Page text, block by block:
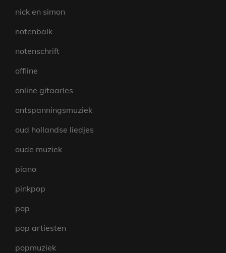
nick en simon
notenbalk
notenschrift
offline
online gitaarles
ontspanningsmuziek
oud hollandse liedjes
oude muziek
piano
pinkpop
pop
pop artiesten
popmuziek